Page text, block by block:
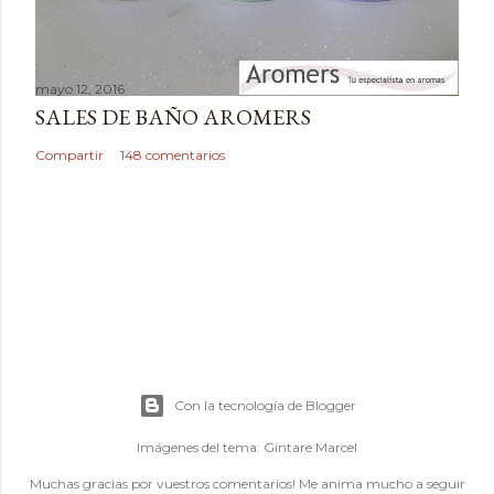
mayo 12, 2016
SALES DE BAÑO AROMERS
Compartir 148 comentarios
Con la tecnología de Blogger
Imágenes del tema: Gintare Marcel
Muchas gracias por vuestros comentarios! Me anima mucho a seguir